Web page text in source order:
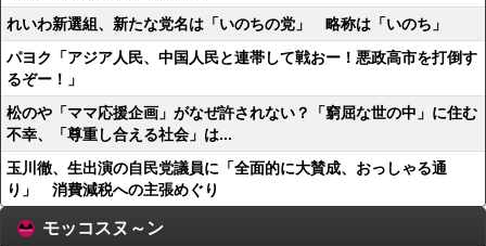
れいわ新選組、新たな党名は「いのちの党」 略称は「いのち」
パヨク「アジア人民、中国人民と連帯して戦おー！悪政高市を打倒す
るぞー！」
松のや「ママ応援企画」がなぜ許されない？「窮屈な世の中」に住む
不幸、「尊重し合える社会」は...
玉川徹、生出演の自民党議員に「全面的に大賛成、おっしゃる通
り」 消費減税への主張めぐり
モッコスヌ～ン